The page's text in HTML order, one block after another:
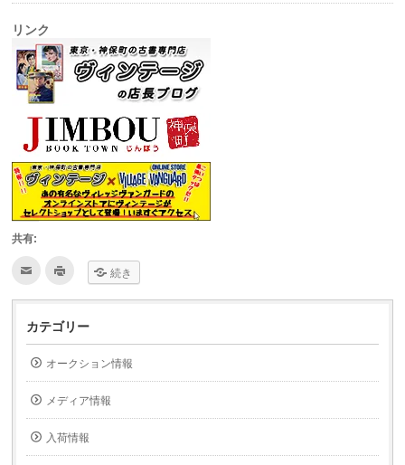
リンク
共有:
ク
て
友
達
へ
メ
で
送
信
(新
し
い
ク
て
印
刷
し
ィ
ン
ド
ウ
で
開
続き
カテゴリー
オークション情報
メディア情報
入荷情報